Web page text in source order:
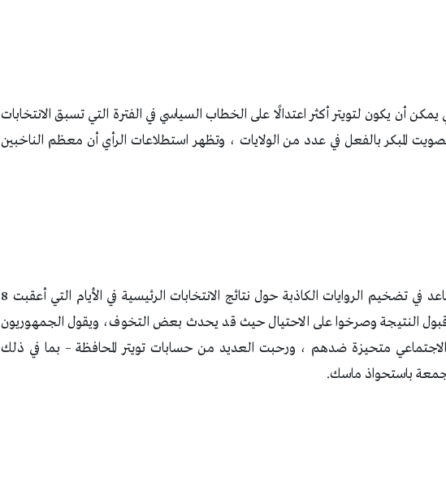
أن يكون لتويتر أكثر اعتدالًا على الخطاب السياسي في الفترة التي تسبق الانتخابات
بدأ التصويت المبكر بالفعل في عدد من الولايات ، وتظهر استطلاعات الرأي أن معظم الناخبين
ويمكن لتويتر أكثر تساهلاً أن يساعد في تضخيم الروايات الكاذبة حول نتائج الانتخابات الرئيسية في الأيام التي أعقبت 8
النتيجة وصرخوا على الاحتيال حيث قد يحدث بعض التخوف، ويقول الجمهوريون
متحيزة ضدهم ، ورحبت العديد من حسابات تويتر المحافظة – بما في ذلك
باستحواذ ماسك.